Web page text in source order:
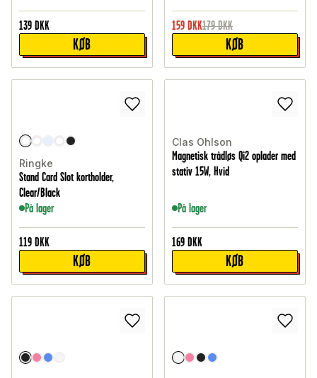
139 DKK
KØB
159 DKK179 DKK
KØB
Ringke
Stand Card Slot kortholder,
Clear/Black
På lager
119 DKK
KØB
Clas Ohlson
Magnetisk trådløs Qi2 oplader med
stativ 15W, Hvid
På lager
169 DKK
KØB